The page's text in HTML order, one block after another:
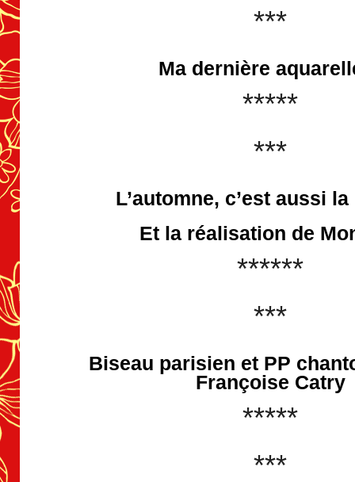
***
Ma dernière
*****
***
L’automne, c’est aussi
Et la réalisation de
******
***
Biseau parisien et PP
Françoise Catry
*****
***